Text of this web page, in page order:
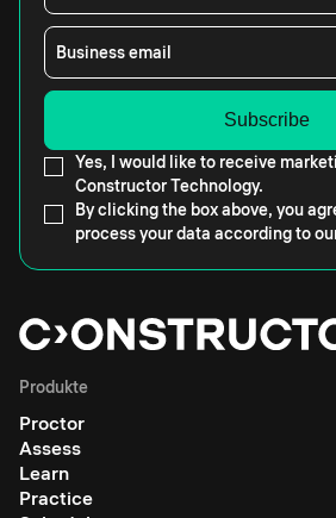
Business email
Yes, I would like to receive
Constructor Technology.
By clicking the box above, you
process your data according to
Produkte
Proctor
Assess
Learn
Practice